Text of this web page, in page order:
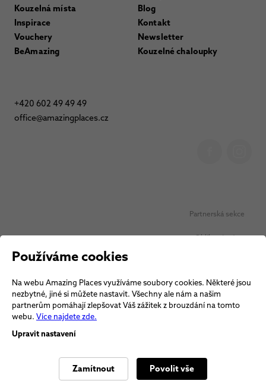
Kouzelná místa
Inspirace
Vouchery
BeAmazing
Blog
Kontakt
Newsletter
Kouzelné chaloupky
+420 602 49 49 49
office@amazingplaces.cz
© 2026 Amazing Places
Partnerská sekce
Oblíbená místa
Obchodní podmínky Vouchery
Obchodní podmínky
Používáme cookies
Na webu Amazing Places využíváme soubory cookies. Některé jsou
nezbytné, jiné si můžete nastavit. Všechny ale nám a našim
partnerům pomáhají zlepšovat Váš zážitek z brouzdání na tomto
webu. Více najdete zde.
Upravit nastavení
Zamítnout Povolit vše